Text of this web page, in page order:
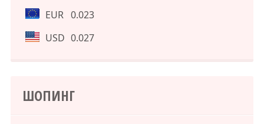
EUR 0.023
USD 0.027
ШОПИНГ